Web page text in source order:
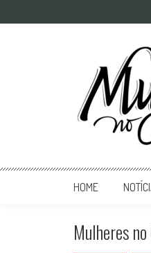
Mulher
HOME
Mulheres